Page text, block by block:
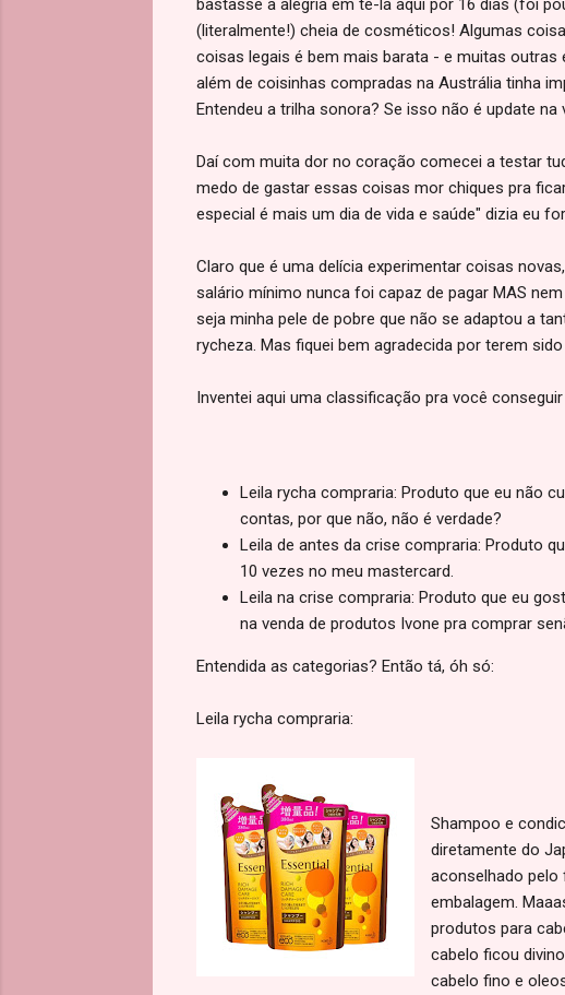
(literalmente!) cheia de cosméticos! Algumas
coisas legais é bem mais barata - e muitas
além de coisinhas compradas na Austrália tinha
Entendeu a trilha sonora? Se isso não é update na
Daí com muita dor no coração comecei a testar
medo de gastar essas coisas mor chiques pra
especial é mais um dia de vida e saúde" dizia eu
Claro que é uma delícia experimentar coisas
salário mínimo nunca foi capaz de pagar MAS nem
seja minha pele de pobre que não se adaptou a
rycheza. Mas fiquei bem agradecida por terem
Inventei aqui uma classificação pra você
Leila rycha compraria: Produto que eu não
contas, por que não, não é verdade?
Leila de antes da crise compraria: Produto
10 vezes no meu mastercard.
Leila na crise compraria: Produto que eu
na venda de produtos Ivone pra comprar
Entendida as categorias? Então tá, óh só:
Leila rycha compraria:
Shampoo e
diretamente do
aconselhado pelo
embalagem.
produtos para
cabelo ficou
cabelo fino e